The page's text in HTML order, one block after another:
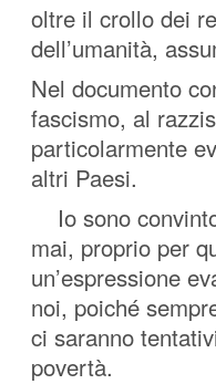
oltre il crollo dei
dell’umanità,
Nel documento
fascismo, al
particolarmente
altri Paesi.
Io sono
mai, proprio per
un’espressione
noi, poiché
ci saranno
povertà.